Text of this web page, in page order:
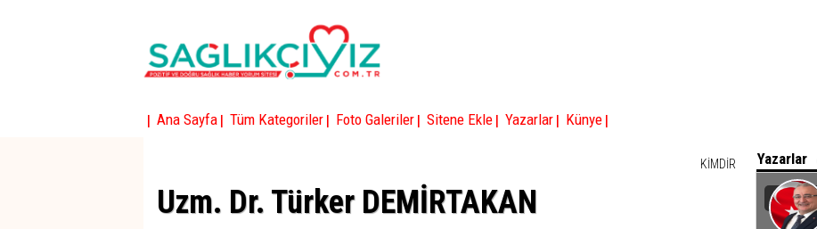
| Ana Sayfa | Tüm Kategoriler | Foto Galeriler | Sitene Ekle | Yazarlar | Künye |
KİMDİR
Uzm. Dr. Türker DEMİRTAKAN
Yazarlar